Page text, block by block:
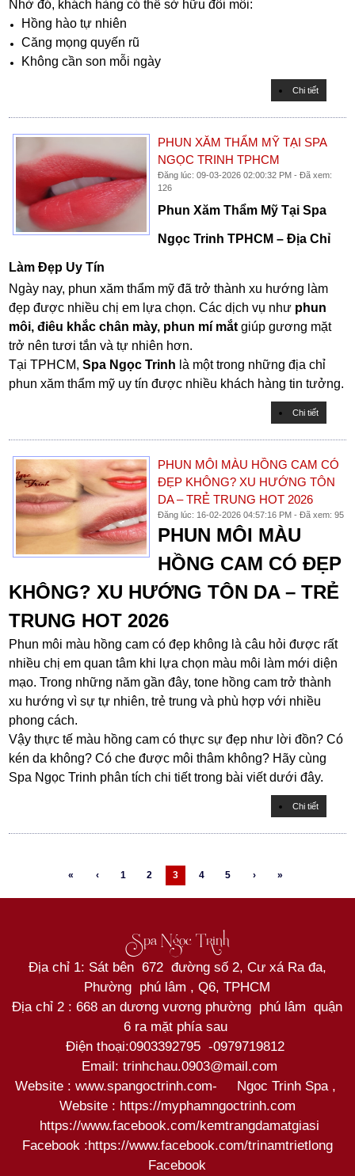
Nhờ đó, khách hàng có thể sở hữu đôi môi:
Hồng hào tự nhiên
Căng mọng quyến rũ
Không cần son mỗi ngày
Chi tiết
PHUN XĂM THẨM MỸ TẠI SPA
NGỌC TRINH TPHCM
Đăng lúc: 09-03-2026 02:00:32 PM - Đã xem:
126
Phun Xăm Thẩm Mỹ Tại Spa
Ngọc Trinh TPHCM – Địa Chỉ
Làm Đẹp Uy Tín
Ngày nay, phun xăm thẩm mỹ đã trở thành xu hướng làm
đẹp được nhiều chị em lựa chọn. Các dịch vụ như phun
môi, điêu khắc chân mày, phun mí mắt giúp gương mặt
trở nên tươi tắn và tự nhiên hơn.
Tại TPHCM,Spa Ngọc Trinh là một trong những địa chỉ
phun xăm thẩm mỹ uy tín được nhiều khách hàng tin tưởng.
Chi tiết
PHUN MÔI MÀU HỒNG CAM CÓ
ĐẸP KHÔNG? XU HƯỚNG TÔN
DA – TRẺ TRUNG HOT 2026
Đăng lúc: 16-02-2026 04:57:16 PM - Đã xem: 95
PHUN MÔI MÀU
HỒNG CAM CÓ ĐẸP
KHÔNG? XU HƯỚNG TÔN DA – TRẺ
TRUNG HOT 2026
Phun môi màu hồng cam có đẹp không là câu hỏi được rất
nhiều chị em quan tâm khi lựa chọn màu môi làm mới diện
mạo. Trong những năm gần đây, tone hồng cam trở thành
xu hướng vì sự tự nhiên, trẻ trung và phù hợp với nhiều
phong cách.
Vậy thực tế màu hồng cam có thực sự đẹp như lời đồn? Có
kén da không? Có che được môi thâm không? Hãy cùng
Spa Ngọc Trinh phân tích chi tiết trong bài viết dưới đây.
Chi tiết
« ‹ 1 2 3 4 5 › »
Spa Ngọc Trinh
Địa chỉ 1: Sát bên 672 đường số 2, Cư xá Ra đa,
Phường phú lâm , Q6, TPHCM
Địa chỉ 2 : 668 an dương vương phường phú lâm quận
6 ra mặt phía sau
Điện thoại:0903392795 -0979719812
Email: trinhchau.0903@mail.com
Website : www.spangoctrinh.com- Ngoc Trinh Spa ,
Website : https://myphamngoctrinh.com
https://www.facebook.com/kemtrangdamatgiasi
Facebook :https://www.facebook.com/trinamtrietlong
Facebook